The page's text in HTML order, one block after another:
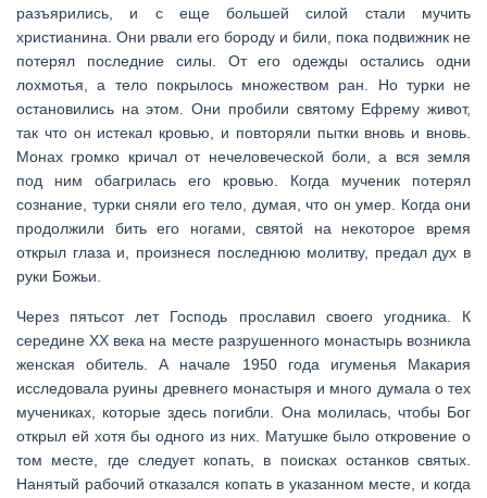
разъярились, и с еще большей силой стали мучить
христианина. Они рвали его бороду и били, пока подвижник не
потерял последние силы. От его одежды остались одни
лохмотья, а тело покрылось множеством ран. Но турки не
остановились на этом. Они пробили святому Ефрему живот,
так что он истекал кровью, и повторяли пытки вновь и вновь.
Монах громко кричал от нечеловеческой боли, а вся земля
под ним обагрилась его кровью. Когда мученик потерял
сознание, турки сняли его тело, думая, что он умер. Когда они
продолжили бить его ногами, святой на некоторое время
открыл глаза и, произнеся последнюю молитву, предал дух в
руки Божьи.
Через пятьсот лет Господь прославил своего угодника. К
середине ХХ века на месте разрушенного монастырь возникла
женская обитель. А начале 1950 года игуменья Макария
исследовала руины древнего монастыря и много думала о тех
мучениках, которые здесь погибли. Она молилась, чтобы Бог
открыл ей хотя бы одного из них. Матушке было откровение о
том месте, где следует копать, в поисках останков святых.
Нанятый рабочий отказался копать в указанном месте, и когда